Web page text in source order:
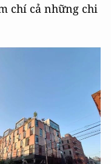
chí cả những chi